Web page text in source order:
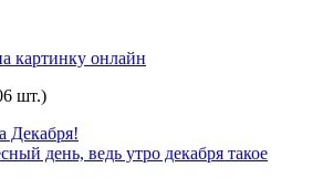
картинку онлайн
шт.)